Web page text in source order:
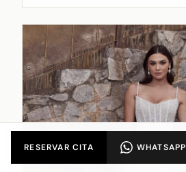
RESERVAR CITA WHATSAPP